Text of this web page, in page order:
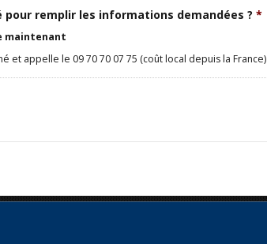
pour remplir les informations demandées ? *
maintenant
et appelle le 09 70 70 07 75 (coût local depuis la France)